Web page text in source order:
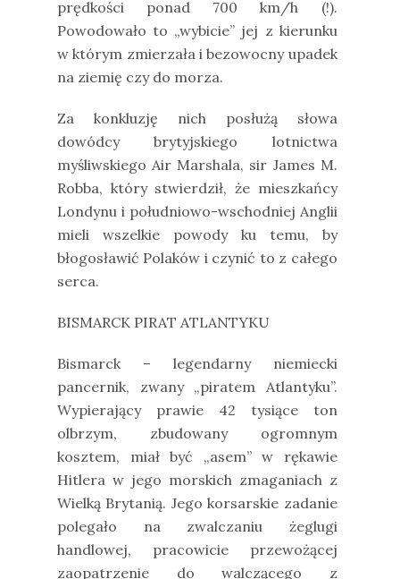
prędkości ponad 700 km/h (!).
Powodowało to „wybicie” jej z kierunku
w którym zmierzała i bezowocny upadek
na ziemię czy do morza.
Za konkluzję nich posłużą słowa
dowódcy brytyjskiego lotnictwa
myśliwskiego Air Marshala, sir James M.
Robba, który stwierdził, że mieszkańcy
Londynu i południowo-wschodniej Anglii
mieli wszelkie powody ku temu, by
błogosławić Polaków i czynić to z całego
serca.
BISMARCK PIRAT ATLANTYKU
Bismarck – legendarny niemiecki
pancernik, zwany „piratem Atlantyku”.
Wypierający prawie 42 tysiące ton
olbrzym, zbudowany ogromnym
kosztem, miał być „asem” w rękawie
Hitlera w jego morskich zmaganiach z
Wielką Brytanią. Jego korsarskie zadanie
polegało na zwalczaniu żeglugi
handlowej, pracowicie przewożącej
zaopatrzenie do walczącego z